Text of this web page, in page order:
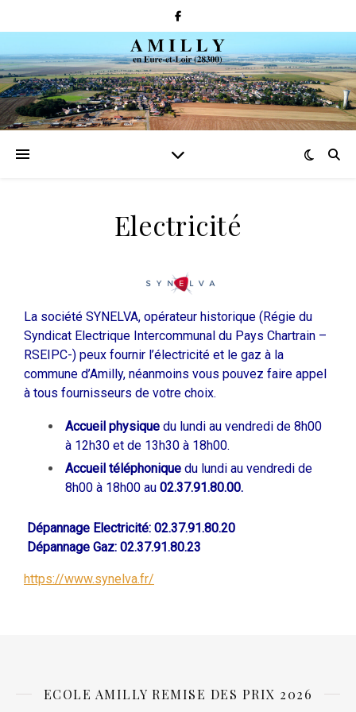
Electricité
La société SYNELVA, opérateur historique (Régie du
Syndicat Electrique Intercommunal du Pays Chartrain –
RSEIPC-) peux fournir l’électricité et le gaz à la
commune d’Amilly, néanmoins vous pouvez faire appel
à tous fournisseurs de votre choix.
Accueil physique du lundi au vendredi de 8h00
à 12h30 et de 13h30 à 18h00.
Accueil téléphonique du lundi au vendredi de
8h00 à 18h00 au 02.37.91.80.00.
Dépannage Electricité: 02.37.91.80.20
Dépannage Gaz: 02.37.91.80.23
https://www.synelva.fr/
ECOLE AMILLY REMISE DES PRIX 2026